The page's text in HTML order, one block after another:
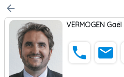
arrow_back
VERMOGEN Gaël
phone email